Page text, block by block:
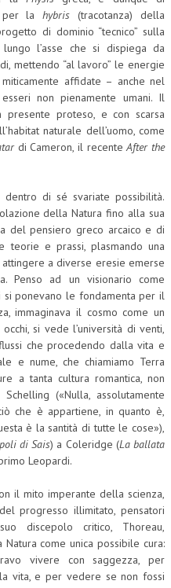
per lahybris (tracotanza) della
di dominio “tecnico” sulla
l’asse che si dispiega da
mettendo “al lavoro” le energie
affidate – anche nel
non pienamente umani. Il
proteso, e con scarsa
naturale dell’uomo, come
di Cameron, il recenteAfter the
di sé svariate possibilità.
della Natura fino alla sua
del pensiero greco arcaico e di
teorie e prassi, plasmando una
attingere a diverse eresie emerse
Penso ad un visionario come
si ponevano le fondamenta per il
immaginava il cosmo come un
si vede l’università di venti,
che procedendo dalla vita e
e nume, che chiamiamo Terra
a tanta cultura romantica, non
(«Nulla, assolutamente
che è appartiene, in quanto è,
è la santità di tutte le cose»),
di Sais) a Coleridge (La ballata
Leopardi.
il mito imperante della scienza,
progresso illimitato, pensatori
discepolo critico, Thoreau,
come unica possibile cura:
vivere con saggezza, per
vita, e per vedere se non fossi